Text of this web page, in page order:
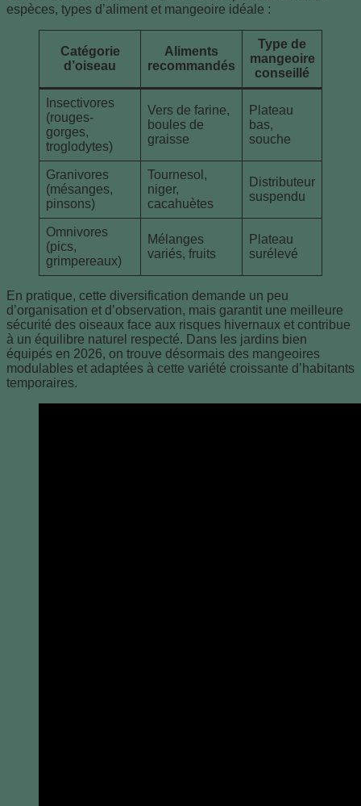
espèces, types d’aliment et mangeoire idéale :
Catégorie
d’oiseau
Aliments
recommandés
Type de
mangeoire
conseillé
Insectivores
(rouges-
gorges,
troglodytes)
Vers de farine,
boules de
graisse
Plateau
bas,
souche
Granivores
(mésanges,
pinsons)
Tournesol,
niger,
cacahuètes
Distributeur
suspendu
Omnivores
(pics,
grimpereaux)
Mélanges
variés, fruits
Plateau
surélevé
En pratique, cette diversification demande un peu
d’organisation et d’observation, mais garantit une meilleure
sécurité des oiseaux face aux risques hivernaux et contribue
à un équilibre naturel respecté. Dans les jardins bien
équipés en 2026, on trouve désormais des mangeoires
modulables et adaptées à cette variété croissante d’habitants
temporaires.